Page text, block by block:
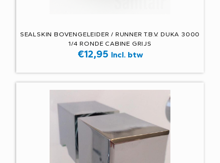
SEALSKIN BOVENGELEIDER / RUNNER T.B.V. DUKA 3000
1/4 RONDE CABINE GRIJS
€12,95 Incl. btw